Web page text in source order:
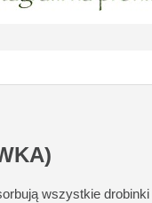
wszystkie drobinki